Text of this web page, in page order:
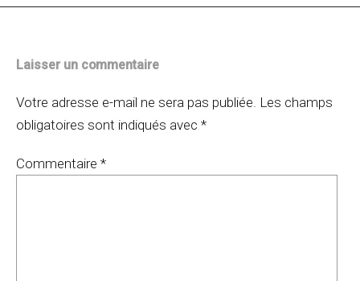
Laisser un commentaire
Votre adresse e-mail ne sera pas publiée. Les champs
obligatoires sont indiqués avec *
Commentaire *